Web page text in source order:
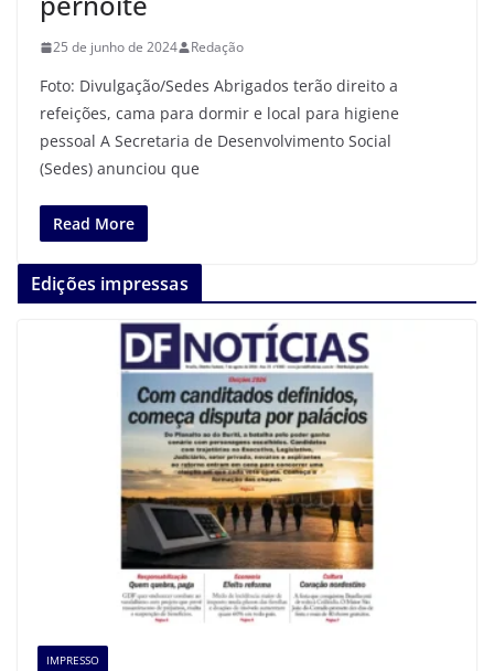
25 de junho de 2024 Redação
Foto: Divulgação/Sedes Abrigados terão direito a
refeições, cama para dormir e local para higiene
pessoal A Secretaria de Desenvolvimento Social
(Sedes) anunciou que
Read More
Edições impressas
IMPRESSO